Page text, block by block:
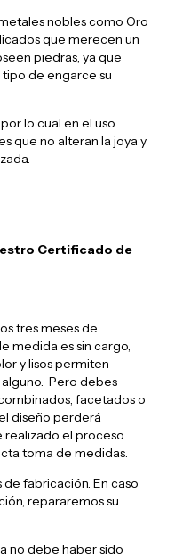
nobles como Oro
que merecen un
piedras, ya que
tipo de engarce su
lo cual en el uso
que no alteran la joya y
Certificado de
tres meses de
medida es sin cargo,
y lisos permiten
Pero debes
facetados o
diseño perderá
el proceso.
toma de medidas.
fabricación. En caso
repararemos su
no debe haber sido